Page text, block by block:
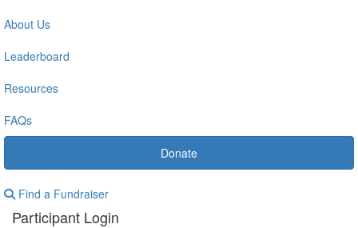
About Us
Leaderboard
Resources
FAQs
Donate
Find a Fundraiser
Participant Login